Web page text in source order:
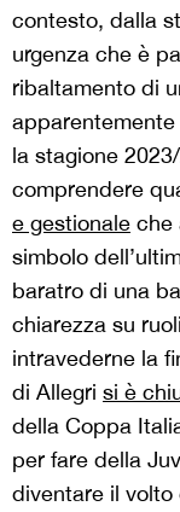
contesto, dalla
urgenza che è
ribaltamento di
la stagione
comprendere
e gestionale che
simbolo
baratro di una
chiarezza su
intravederne la
di Allegri si è
della Coppa
per fare della
diventare il